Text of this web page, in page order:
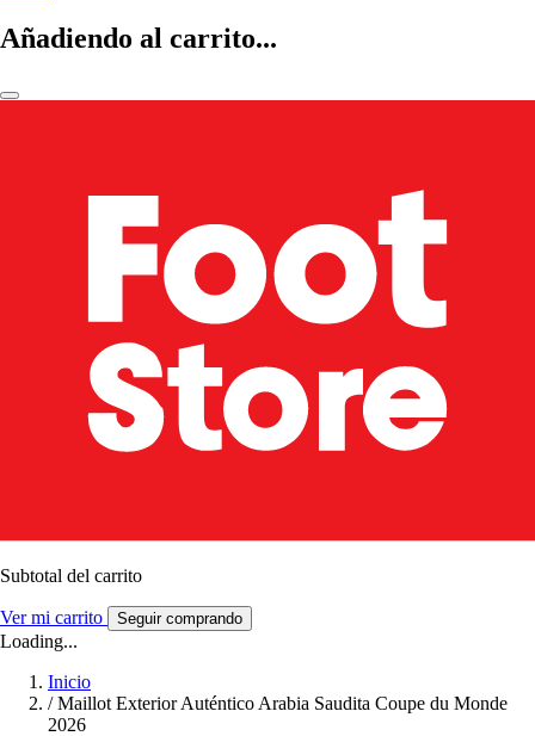
Añadiendo al carrito...
Subtotal del carrito
Ver mi carrito Seguir comprando
Loading...
Inicio
/ Maillot Exterior Auténtico Arabia Saudita Coupe du Monde
2026